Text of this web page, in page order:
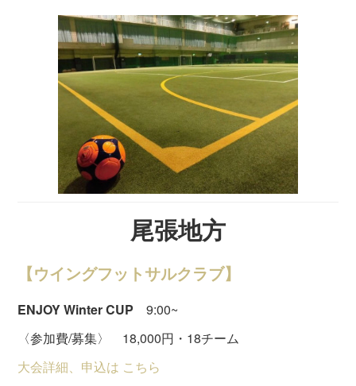
尾張地方
【ウイングフットサルクラブ】
ENJOY Winter CUP 9:00~
〈参加費/募集〉 18,000円・18チーム
大会詳細、申込は こちら